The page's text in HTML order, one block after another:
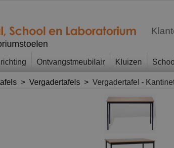
Ontvangstmeubilair Kluizen
> Vergadertafels > Vergadertafel -